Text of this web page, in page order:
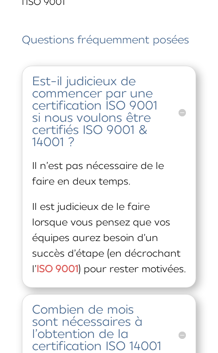
l’ISO 9001
Questions fréquemment posées
Est-il judicieux de
commencer par une
certification ISO 9001
si nous voulons être
certifiés ISO 9001 &
14001 ?
Il n’est pas nécessaire de le
faire en deux temps.
Il est judicieux de le faire
lorsque vous pensez que vos
équipes aurez besoin d’un
succès d’étape (en décrochant
l’ISO 9001) pour rester motivées.
Combien de mois
sont nécessaires à
l’obtention de la
certification ISO 14001